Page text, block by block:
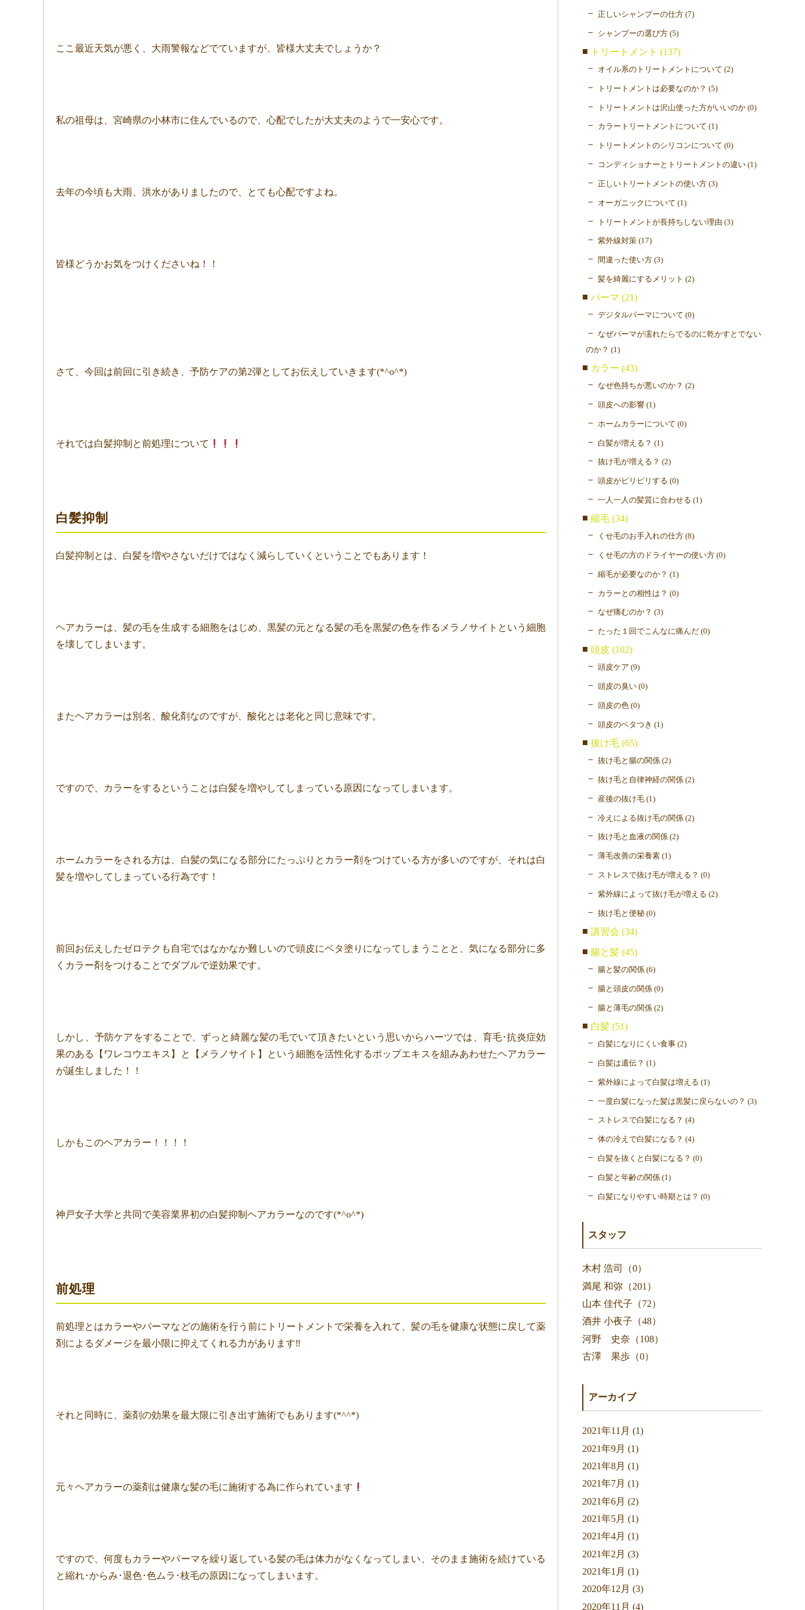
ここ最近天気が悪く、大雨警報などでていますが、皆様大丈夫でしょうか？
私の祖母は、宮崎県の小林市に住んでいるので、心配でしたが大丈夫のようで一安心です。
去年の今頃も大雨、洪水がありましたので、とても心配ですよね。
皆様どうかお気をつけくださいね！！
さて、今回は前回に引き続き、予防ケアの第2弾としてお伝えしていきます(*^o^*)
それでは白髪抑制と前処理について
白髪抑制
白髪抑制とは、白髪を増やさないだけではなく減らしていくということでもあります！
ヘアカラーは、髪の毛を生成する細胞をはじめ、黒髪の元となる髪の毛を黒髪の色を作るメラノサイトという細胞
を壊してしまいます。
またヘアカラーは別名、酸化剤なのですが、酸化とは老化と同じ意味です。
ですので、カラーをするということは白髪を増やしてしまっている原因になってしまいます。
ホームカラーをされる方は、白髪の気になる部分にたっぷりとカラー剤をつけている方が多いのですが、それは白
髪を増やしてしまっている行為です！
前回お伝えしたゼロテクも自宅ではなかなか難しいので頭皮にベタ塗りになってしまうことと、気になる部分に多
くカラー剤をつけることでダブルで逆効果です。
しかし、予防ケアをすることで、ずっと綺麗な髪の毛でいて頂きたいという思いからハーツでは、育毛･抗炎症効
果のある【ワレコウエキス】と【メラノサイト】という細胞を活性化するポップエキスを組みあわせたヘアカラー
が誕生しました！！
しかもこのヘアカラー！！！！
神戸女子大学と共同で美容業界初の白髪抑制ヘアカラーなのです(*^o^*)
前処理
前処理とはカラーやパーマなどの施術を行う前にトリートメントで栄養を入れて、髪の毛を健康な状態に戻して薬
剤によるダメージを最小限に抑えてくれる力があります‼
それと同時に、薬剤の効果を最大限に引き出す施術でもあります(*^^*)
元々ヘアカラーの薬剤は健康な髪の毛に施術する為に作られています
ですので、何度もカラーやパーマを繰り返している髪の毛は体力がなくなってしまい、そのまま施術を続けている
と縮れ･からみ･退色･色ムラ･枝毛の原因になってしまいます。
正しいシャンプーの仕方 (7)
シャンプーの選び方 (5)
トリートメント (137)
オイル系のトリートメントについて (2)
トリートメントは必要なのか？ (5)
トリートメントは沢山使った方がいいのか (0)
カラートリートメントについて (1)
トリートメントのシリコンについて (0)
コンディショナーとトリートメントの違い (1)
正しいトリートメントの使い方 (3)
オーガニックについて (1)
トリートメントが長持ちしない理由 (3)
紫外線対策 (17)
間違った使い方 (3)
髪を綺麗にするメリット (2)
パーマ (21)
デジタルパーマについて (0)
なぜパーマが濡れたらでるのに乾かすとでない
のか？ (1)
カラー (43)
なぜ色持ちが悪いのか？ (2)
頭皮への影響 (1)
ホームカラーについて (0)
白髪が増える？ (1)
抜け毛が増える？ (2)
頭皮がピリピリする (0)
一人一人の髪質に合わせる (1)
縮毛 (34)
くせ毛のお手入れの仕方 (8)
くせ毛の方のドライヤーの使い方 (0)
縮毛が必要なのか？ (1)
カラーとの相性は？ (0)
なぜ痛むのか？ (3)
たった１回でこんなに痛んだ (0)
頭皮 (102)
頭皮ケア (9)
頭皮の臭い (0)
頭皮の色 (0)
頭皮のベタつき (1)
抜け毛 (65)
抜け毛と腸の関係 (2)
抜け毛と自律神経の関係 (2)
産後の抜け毛 (1)
冷えによる抜け毛の関係 (2)
抜け毛と血液の関係 (2)
薄毛改善の栄養素 (1)
ストレスで抜け毛が増える？ (0)
紫外線によって抜け毛が増える (2)
抜け毛と便秘 (0)
講習会 (34)
腸と髪 (45)
腸と髪の関係 (6)
腸と頭皮の関係 (0)
腸と薄毛の関係 (2)
白髪 (51)
白髪になりにくい食事 (2)
白髪は遺伝？ (1)
紫外線によって白髪は増える (1)
一度白髪になった髪は黒髪に戻らないの？ (3)
ストレスで白髪になる？ (4)
体の冷えで白髪になる？ (4)
白髪を抜くと白髪になる？ (0)
白髪と年齢の関係 (1)
白髪になりやすい時期とは？ (0)
スタッフ
木村 浩司（0）
満尾 和弥（201）
山本 佳代子（72）
酒井 小夜子（48）
河野 史奈（108）
古澤 果歩（0）
アーカイブ
2021年11月 (1)
2021年9月 (1)
2021年8月 (1)
2021年7月 (1)
2021年6月 (2)
2021年5月 (1)
2021年4月 (1)
2021年2月 (3)
2021年1月 (1)
2020年12月 (3)
2020年11月 (4)